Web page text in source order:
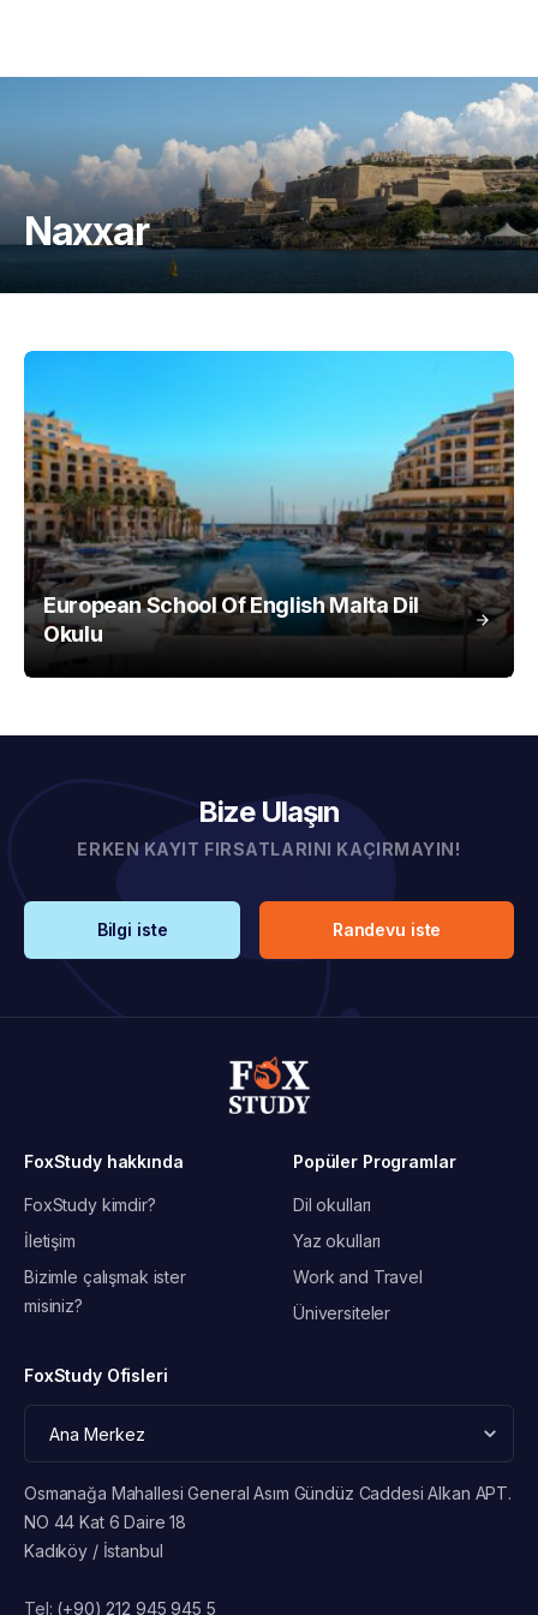
Naxxar
European School Of English Malta Dil
Okulu
Bize Ulaşın
ERKEN KAYIT FIRSATLARINI KAÇIRMAYIN!
Bilgi iste Randevu iste
FoxStudy hakkında
FoxStudy kimdir?
İletişim
Bizimle çalışmak ister
misiniz?
Popüler Programlar
Dil okulları
Yaz okulları
Work and Travel
Üniversiteler
FoxStudy Ofisleri
Osmanağa Mahallesi General Asım Gündüz Caddesi Alkan APT.
NO 44 Kat 6 Daire 18
Kadıköy / İstanbul
Tel: (+90) 212 945 945 5